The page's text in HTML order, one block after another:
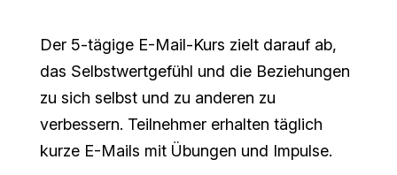
Der 5-tägige E-Mail-Kurs zielt darauf ab,
das Selbstwertgefühl und die Beziehungen
zu sich selbst und zu anderen zu
verbessern. Teilnehmer erhalten täglich
kurze E-Mails mit Übungen und Impulse.